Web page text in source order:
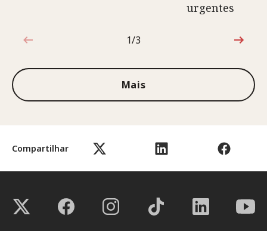
Compartilhar
urgentes
1 de 3
1/3
Mais